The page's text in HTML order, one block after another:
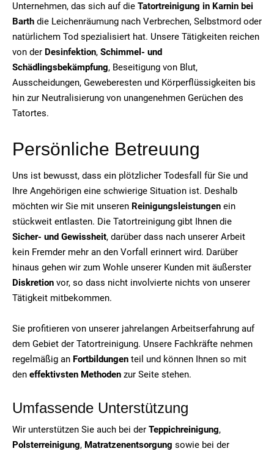
Unternehmen, das sich auf die Tatortreinigung in Karnin bei
Barth die Leichenräumung nach Verbrechen, Selbstmord oder
natürlichem Tod spezialisiert hat. Unsere Tätigkeiten reichen
von der Desinfektion, Schimmel- und
Schädlingsbekämpfung, Beseitigung von Blut,
Ausscheidungen, Geweberesten und Körperflüssigkeiten bis
hin zur Neutralisierung von unangenehmen Gerüchen des
Tatortes.
Persönliche Betreuung
Uns ist bewusst, dass ein plötzlicher Todesfall für Sie und
Ihre Angehörigen eine schwierige Situation ist. Deshalb
möchten wir Sie mit unseren Reinigungsleistungen ein
stückweit entlasten. Die Tatortreinigung gibt Ihnen die
Sicher- und Gewissheit, darüber dass nach unserer Arbeit
kein Fremder mehr an den Vorfall erinnert wird. Darüber
hinaus gehen wir zum Wohle unserer Kunden mit äußerster
Diskretion vor, so dass nicht involvierte nichts von unserer
Tätigkeit mitbekommen.
Sie profitieren von unserer jahrelangen Arbeitserfahrung auf
dem Gebiet der Tatortreinigung. Unsere Fachkräfte nehmen
regelmäßig an Fortbildungen teil und können Ihnen so mit
den effektivsten Methoden zur Seite stehen.
Umfassende Unterstützung
Wir unterstützen Sie auch bei der Teppichreinigung,
Polsterreinigung, Matratzenentsorgung sowie bei der